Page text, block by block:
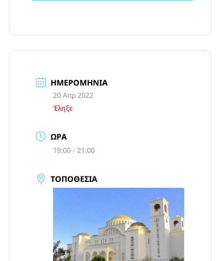
ΗΜΕΡΟΜΗΝΊΑ
20 Απρ 2022
Έληξε
ΏΡΑ
19:00 - 21:00
ΤΟΠΟΘΕΣΊΑ